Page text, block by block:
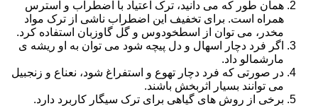
همان طور که می دانید، ترک اعتیاد با اضطراب و استرس
همراه است. برای تخفیف این اضطراب ناشی از ترک مواد
مخدر، می توان از اسطخودوس و گل گاوزبان استفاده کرد.
اگر فرد دچار اسهال و دل پیچه شود می توان به او ریشه ی
مارشمالو داد.
در صورتی که فرد دچار تهوع و استفراغ شود، نعناع و زنجبیل
می توانند بسیار اثربخش باشند.
برخی از روش های گیاهی برای ترک سیگار کاربرد دارد.